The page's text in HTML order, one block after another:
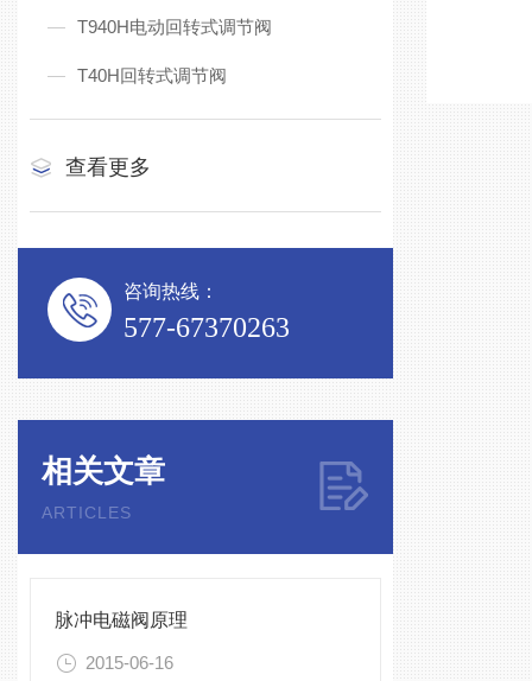
T940H电动回转式调节阀
T40H回转式调节阀
查看更多
咨询热线：
577-67370263
相关文章
ARTICLES
脉冲电磁阀原理
2015-06-16